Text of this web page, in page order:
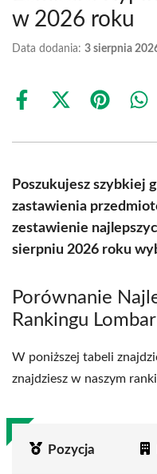
w 2026 roku
Data dodania: 3 sierpnia
Share
Share
(Twitter)
Share
Poszukujesz szybkiej
zastawienia
zestawienie
sierpniu 2026 roku
Porównanie
Rankingu
W poniższej tabeli
znajdziesz w naszym
Pozycja